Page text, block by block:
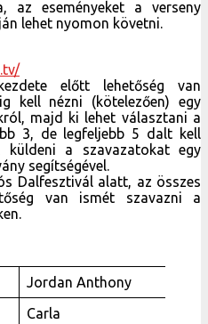
az eseményeket a verseny
lehet nyomon követni.
előtt lehetőség van
kell nézni (kötelezően) egy
majd ki lehet választani a
3, de legfeljebb 5 dalt kell
küldeni a szavazatokat egy
segítségével.
Dalfesztivál alatt, az összes
van ismét szavazni a
Jordan Anthony
Carla